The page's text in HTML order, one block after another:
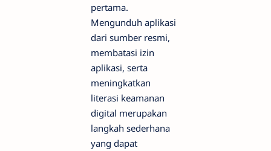
pertama.
Mengunduh aplikasi
dari sumber resmi,
membatasi izin
aplikasi, serta
meningkatkan
literasi keamanan
digital merupakan
langkah sederhana
yang dapat